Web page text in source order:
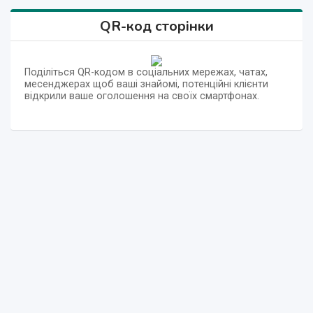
QR-код сторінки
Поділіться QR-кодом в соціальних мережах, чатах,
месенджерах щоб ваші знайомі, потенційні клієнти
відкрили ваше оголошення на своїх смартфонах.